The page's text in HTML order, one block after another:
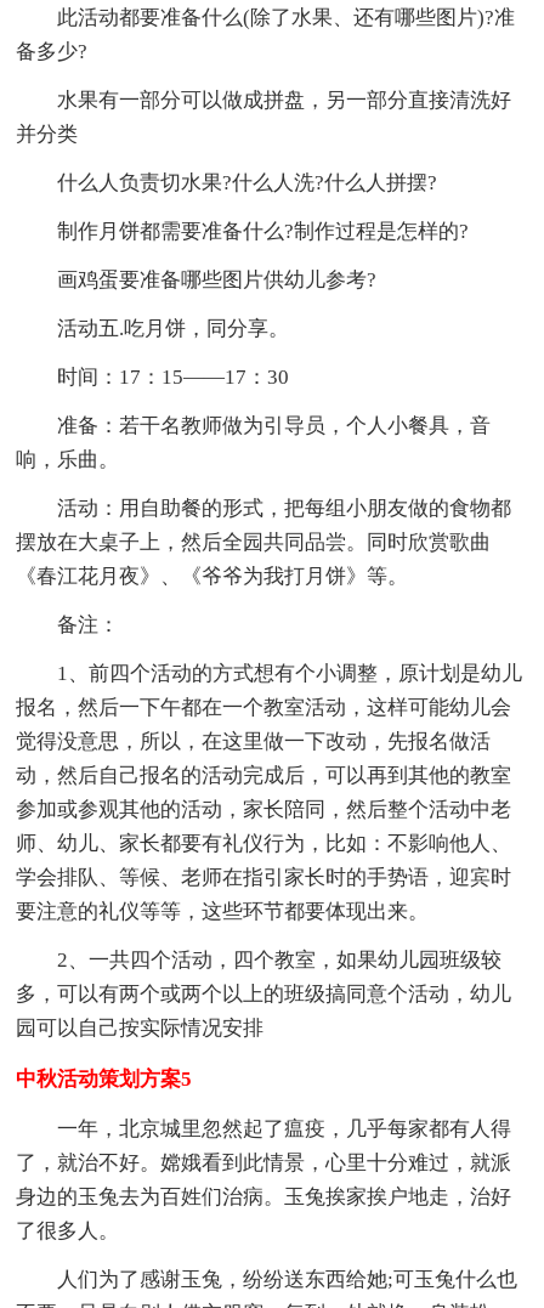
此活动都要准备什么(除了水果、还有哪些图片)?准
备多少?
水果有一部分可以做成拼盘，另一部分直接清洗好
并分类
什么人负责切水果?什么人洗?什么人拼摆?
制作月饼都需要准备什么?制作过程是怎样的?
画鸡蛋要准备哪些图片供幼儿参考?
活动五.吃月饼，同分享。
时间：17：15——17：30
准备：若干名教师做为引导员，个人小餐具，音
响，乐曲。
活动：用自助餐的形式，把每组小朋友做的食物都
摆放在大桌子上，然后全园共同品尝。同时欣赏歌曲
《春江花月夜》、《爷爷为我打月饼》等。
备注：
1、前四个活动的方式想有个小调整，原计划是幼儿
报名，然后一下午都在一个教室活动，这样可能幼儿会
觉得没意思，所以，在这里做一下改动，先报名做活
动，然后自己报名的活动完成后，可以再到其他的教室
参加或参观其他的活动，家长陪同，然后整个活动中老
师、幼儿、家长都要有礼仪行为，比如：不影响他人、
学会排队、等候、老师在指引家长时的手势语，迎宾时
要注意的礼仪等等，这些环节都要体现出来。
2、一共四个活动，四个教室，如果幼儿园班级较
多，可以有两个或两个以上的班级搞同意个活动，幼儿
园可以自己按实际情况安排
中秋活动策划方案5
一年，北京城里忽然起了瘟疫，几乎每家都有人得
了，就治不好。嫦娥看到此情景，心里十分难过，就派
身边的玉兔去为百姓们治病。玉兔挨家挨户地走，治好
了很多人。
人们为了感谢玉兔，纷纷送东西给她;可玉兔什么也